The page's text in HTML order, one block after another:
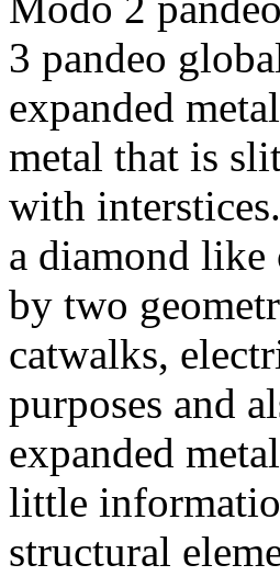
3 pandeo
expanded
metal that is
with
a diamond like
by two
catwalks,
purposes and
expanded
little
structural